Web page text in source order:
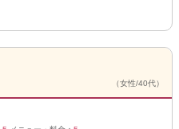
（女性/40代）